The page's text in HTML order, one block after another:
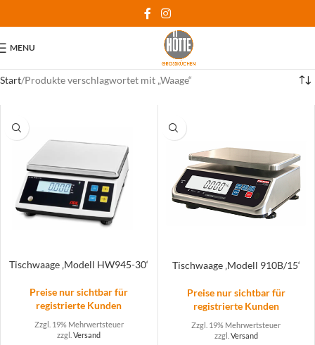
MENU
Start Produkte verschlagwortet mit „Waage“
Tischwaage ‚Modell HW945-30‘
Preise nur sichtbar für
registrierte Kunden
Zzgl. 19% Mehrwertsteuer
zzgl.Versand
Tischwaage ‚Modell 910B/15‘
Preise nur sichtbar für
registrierte Kunden
Zzgl. 19% Mehrwertsteuer
zzgl. Versand